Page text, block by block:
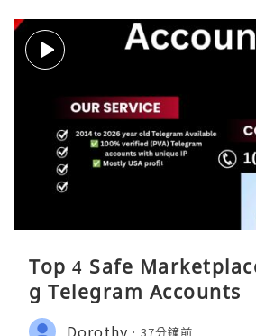
Top 4 Safe
g Telegram Accounts
Dorothy 37分鐘前